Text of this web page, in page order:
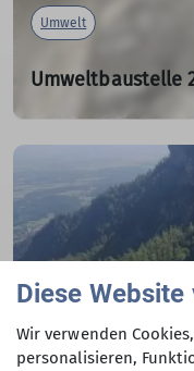
Umwelt
Umweltbaustelle
...Gleiwitzer Hütte
Jedes Jahr sind im
Hütte Wege und
mehr erfahren
Diese
Wir verwenden
personalisieren,